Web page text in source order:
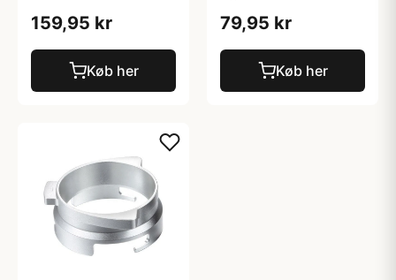
159,95 kr
Køb her
79,95 kr
Køb her